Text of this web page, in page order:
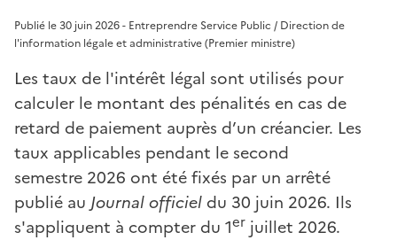
Publié le 30 juin 2026 - Entreprendre Service Public / Direction de
l'information légale et administrative (Premier ministre)
Les taux de l'intérêt légal sont utilisés pour
calculer le montant des pénalités en cas de
retard de paiement auprès d’un créancier. Les
taux applicables pendant le second
semestre 2026 ont été fixés par un arrêté
publié au Journal officiel du 30 juin 2026. Ils
s'appliquent à compter du 1er juillet 2026.